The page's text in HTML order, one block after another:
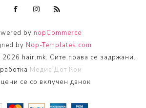
by nopCommerce
by Nop-Templates.com
hair.mk. Сите права се задржани.
Медиа Дот Ком
се со вклучен данок